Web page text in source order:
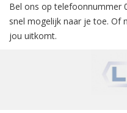
Bel ons op telefoonnummer
snel mogelijk naar je toe. Of
jou uitkomt.